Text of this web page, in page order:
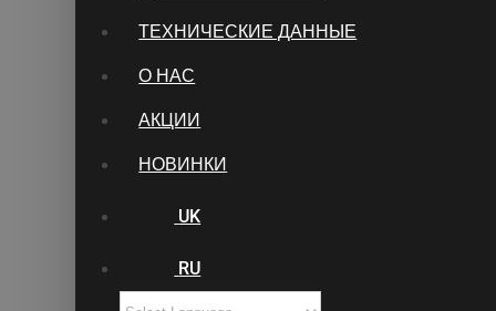
ТЕХНИЧЕСКИЕ ДАННЫЕ
О НАС
АКЦИИ
НОВИНКИ
UK
RU